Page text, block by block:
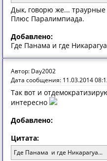
Дык, говорю же...
Плюс Паралимпиада.
Добавлено:
Где Панама и где
Автор: Day2002
Дата сообщения: 11.03.2014
Так вот и
интересно
Добавлено:
Цитата:
Где Панама и где Никарагуа...